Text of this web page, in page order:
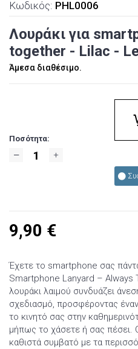
Κωδικός: PHL0006
Λουράκι για
together - Lilac -
Άμεσα διαθέσιμο.
Ποσότητα:
9,90 €
Έχετε το smartphone σας
Smartphone Lanyard – Always
λουράκι λαιμού συνδυάζει
σχεδιασμό, προσφέροντας
το κινητό σας στην
μήπως το χάσετε ή σας πέσει.
καθιστά συμβατό με τα